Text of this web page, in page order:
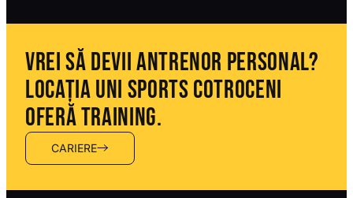
VREI SĂ DEVII ANTRENOR PERSONAL?
LOCAȚIA UNI SPORTS COTROCENI
OFERĂ TRAINING.
CARIERE